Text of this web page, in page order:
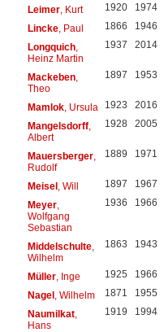
Leimer, Kurt 1920 1974
Lincke, Paul 1866 1946
Longquich,
Heinz Martin
1937 2014
Mackeben,
Theo
1897 1953
Mamlok, Ursula 1923 2016
Mangelsdorff,
Albert
1928 2005
Mauersberger,
Rudolf
1889 1971
Meisel, Will 1897 1967
Meyer,
Wolfgang
Sebastian
1936 1966
Middelschulte,
Wilhelm
1863 1943
Müller, Inge 1925 1966
Nagel, Wilhelm 1871 1955
Naumilkat,
Hans
1919 1994